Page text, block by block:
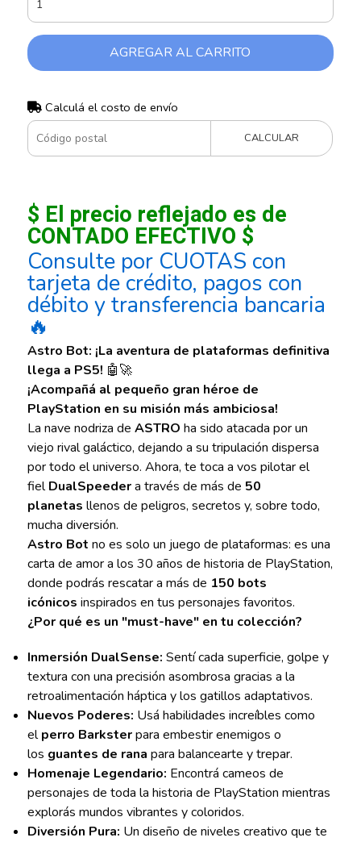
AGREGAR AL CARRITO
Calculá el costo de envío
CALCULAR
$ El precio reflejado es de
CONTADO EFECTIVO $
Consulte por CUOTAS con
tarjeta de crédito, pagos con
débito y transferencia bancaria
🔥
Astro Bot: ¡La aventura de plataformas definitiva
llega a PS5! 🤖🚀
¡Acompañá al pequeño gran héroe de
PlayStation en su misión más ambiciosa!
La nave nodriza de ASTRO ha sido atacada por un
viejo rival galáctico, dejando a su tripulación dispersa
por todo el universo. Ahora, te toca a vos pilotar el
fielDualSpeedera través de más de 50
planetas llenos de peligros, secretos y, sobre todo,
mucha diversión.
Astro Bot no es solo un juego de plataformas: es una
carta de amor a los 30 años de historia de PlayStation,
donde podrás rescatar a más de 150 bots
icónicos inspirados en tus personajes favoritos.
¿Por qué es un "must-have" en tu colección?
Inmersión DualSense: Sentí cada superficie, golpe y
textura con una precisión asombrosa gracias a la
retroalimentación háptica y los gatillos adaptativos.
Nuevos Poderes: Usá habilidades increíbles como
elperro Barksterpara embestir enemigos o
los guantes de rana para balancearte y trepar.
Homenaje Legendario: Encontrá cameos de
personajes de toda la historia de PlayStation mientras
explorás mundos vibrantes y coloridos.
Diversión Pura: Un diseño de niveles creativo que te